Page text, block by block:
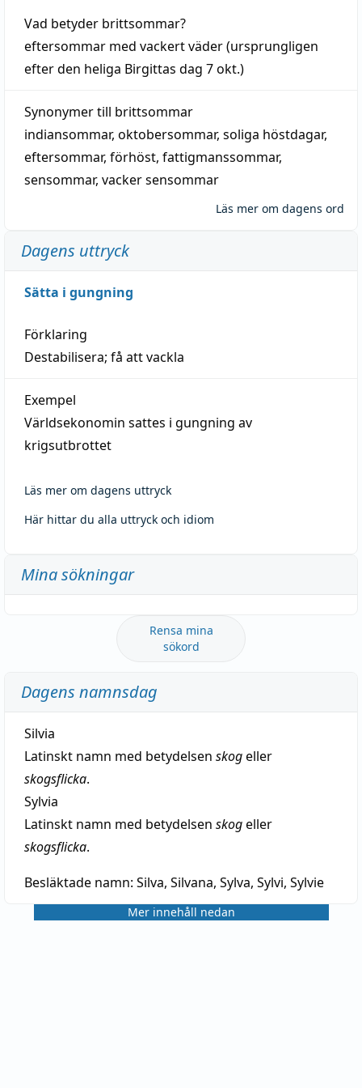
Vad betyder brittsommar?
eftersommar med vackertväder(ursprungligen
efter den heliga Birgittas dag 7 okt.)
Synonymer till brittsommar
indiansommar, oktobersommar, soliga höstdagar,
eftersommar, förhöst, fattigmanssommar,
sensommar, vacker sensommar
Läs mer om dagens ord
Dagens uttryck
Sätta i gungning
Förklaring
Destabilisera; få att vackla
Exempel
Världsekonomin sattes i gungning av
krigsutbrottet
Läs mer om dagens uttryck
Här hittar du alla uttryck och idiom
Mina sökningar
Rensa mina
sökord
Dagens namnsdag
Silvia
Latinskt namn med betydelsen skogeller
skogsflicka.
Sylvia
Latinskt namn med betydelsen skogeller
skogsflicka.
Besläktade namn: Silva, Silvana, Sylva, Sylvi, Sylvie
Mer innehåll nedan